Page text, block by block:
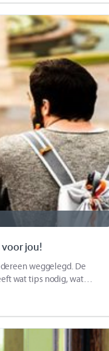
voor jou!
weggelegd. De
wat tips nodig, wat…